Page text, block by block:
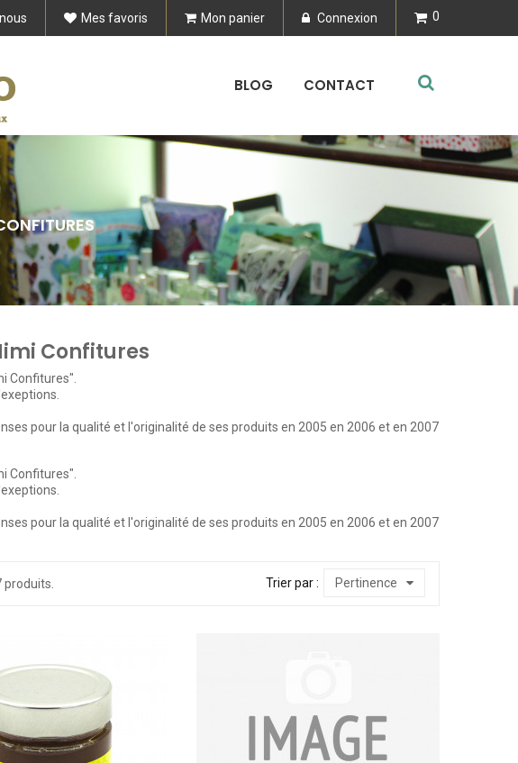
Mes favoris Mon panier Connexion 0
CONTACT
BLOG
Confitures
Confitures".
pour la qualité et l'originalité de ses produits en 2005 en 2006 et en 2007
Confitures".
pour la qualité et l'originalité de ses produits en 2005 en 2006 et en 2007
produits. Trier par : Pertinence